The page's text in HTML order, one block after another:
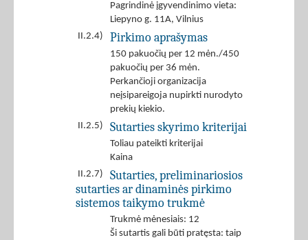
Pagrindinė įgyvendinimo vieta:
Liepyno g. 11A, Vilnius
II.2.4)
Pirkimo aprašymas
150 pakuočių per 12 mėn./450
pakuočių per 36 mėn.
Perkančioji organizacija
neįsipareigoja nupirkti nurodyto
prekių kiekio.
II.2.5)
Sutarties skyrimo kriterijai
Toliau pateikti kriterijai
Kaina
II.2.7)
Sutarties, preliminariosios
sutarties ar dinaminės pirkimo
sistemos taikymo trukmė
Trukmė mėnesiais: 12
Ši sutartis gali būti pratęsta: taip